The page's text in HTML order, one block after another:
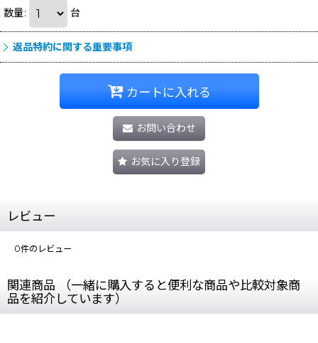
数量: 台
返品特約に関する重要事項
カートに入れる
お問い合わせ
お気に入り登録
レビュー
0件のレビュー
関連商品 （一緒に購入すると便利な商品や比較対象商
品を紹介しています）